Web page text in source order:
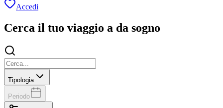
Accedi
Cerca il tuo viaggio a da sogno
Tipologia
Periodo